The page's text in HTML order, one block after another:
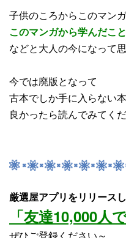
子供のころからこのマン
このマンガから学んだこ
などと大人の今になって思
今では廃版となって
古本でしか手に入らない
良かったら読んでみてくだ
厳選屋アプリをリリースし
「友達10,000人
ぜひご登録ください～